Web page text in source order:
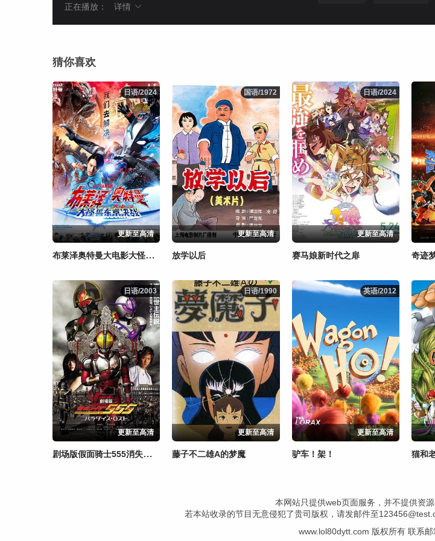
正在播放： 详情
猜你喜欢
日语/2024
日语/2024
更新至高清
布莱泽奥特曼大电影大怪兽东京决战
国语/1972
国语/1972
更新至高清
放学以后
日语/2024
日语/2024
更新至高清
赛马娘新时代之扉 奇迹
日语/2003
日语/2003
更新至高清
剧场版假面骑士555消失的天堂
日语/1990
日语/1990
更新至高清
藤子不二雄A的梦魔
英语/2012
英语/2012
更新至高清
驴车！架！ 猫和
本网站只提供web页面服务，并不提供资
若本站收录的节目无意侵犯了贵司版权，请发邮件至
www.lol80dytt.com 版权所有 联系邮